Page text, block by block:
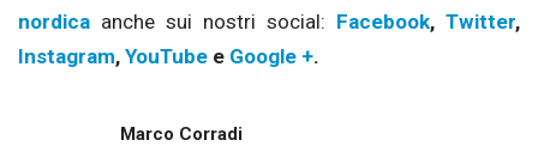
nordica anche sui nostri social: Facebook, Twitter,
Instagram, YouTube e Google +.
Marco Corradi